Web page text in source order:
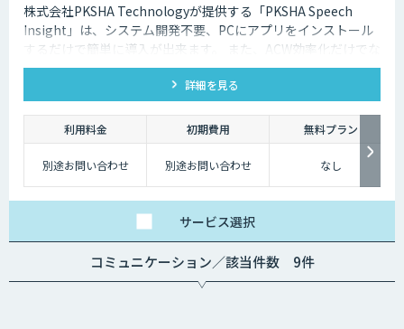
株式会社PKSHA Technologyが提供する「PKSHA Speech
Insight」は、システム開発不要、PCにアプリをインストール
するだけで簡単に導入が出来ます。 また、ACW効率化だけでな
く、オペレーターのモニタリングサポート・応答品質向上にも
詳細を見る
利用料金 初期費用 無料プラン
別途お問い合わせ 別途お問い合わせ なし
サービス選択
コミュニケーション／該当件数 9件